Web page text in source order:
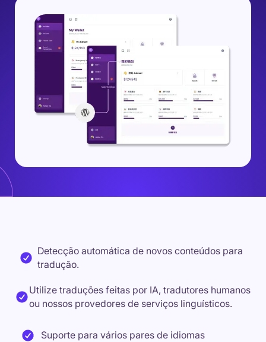
Detecção automática de novos conteúdos para
tradução.
Utilize traduções feitas por IA, tradutores humanos
ou nossos provedores de serviços linguísticos.
Suporte para vários pares de idiomas